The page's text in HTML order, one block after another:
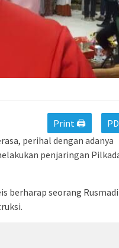
Print 🖨
perihal dengan adanya
penjaringan
berharap seorang Rusmadi